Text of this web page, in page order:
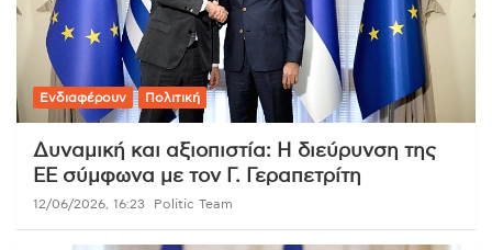
Ενδιαφέρουν Πολιτική
Δυναμική και αξιοπιστία: Η διεύρυνση της
ΕΕ σύμφωνα με τον Γ. Γεραπετρίτη
12/06/2026, 16:23 Politic Team